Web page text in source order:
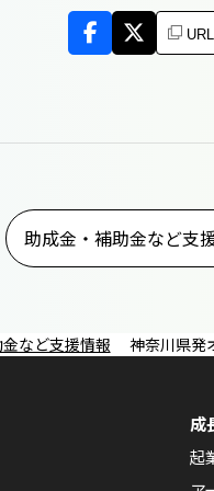
助成金・補助金など支
など支援情報 神奈川県発
成
起